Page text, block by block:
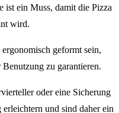
ist ein Muss, damit die Pizza
wird.
geformt sein,
zu garantieren.
oder eine Sicherung
und sind daher ein